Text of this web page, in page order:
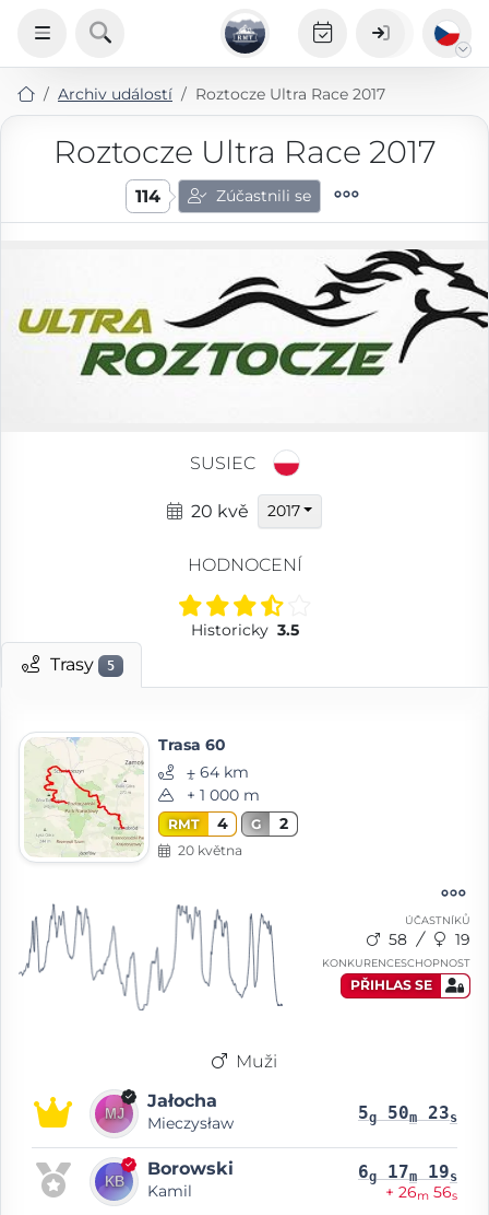
Archiv událostí Roztocze Ultra Race 2017
Roztocze Ultra Race 2017
114 Zúčastnili se
SUSIEC
20 kvě 2017
HODNOCENÍ
Historicky 3.5
Trasy 5
Trasa 60
⨦ 64 km
+ 1 000 m
RMT 4 G 2
20 května
ÚČASTNÍKŮ
58 19
KONKURENCESCHOPNOST
PŘIHLAS SE
Muži
Jałocha
Mieczysław 5g 50m 23s
Borowski
Kamil
6g 17m 19s
+ 26m 56s